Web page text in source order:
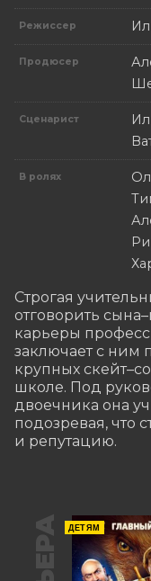
Режиссер
Продюсер
Сценарист
В ролях
Строгая
отговорить
карьеры
заключает с ним
крупных
школе. Под
двоечника она
подозревая, что
и репутацию.
ДЕТЯМ